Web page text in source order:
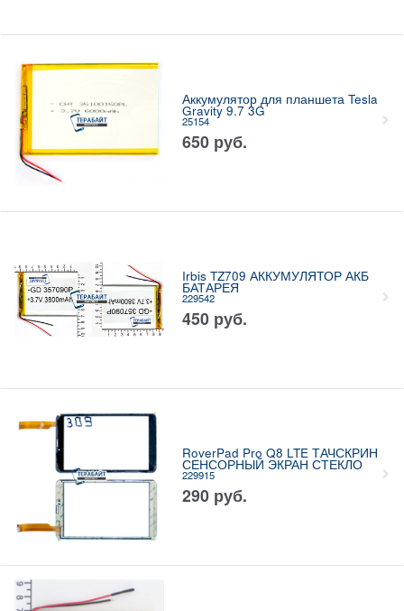
Аккумулятор для планшета Tesla
Gravity 9.7 3G
25154
650 руб.
Irbis TZ709 АККУМУЛЯТОР АКБ
БАТАРЕЯ
229542
450 руб.
RoverPad Pro Q8 LTE ТАЧСКРИН
СЕНСОРНЫЙ ЭКРАН СТЕКЛО
229915
290 руб.